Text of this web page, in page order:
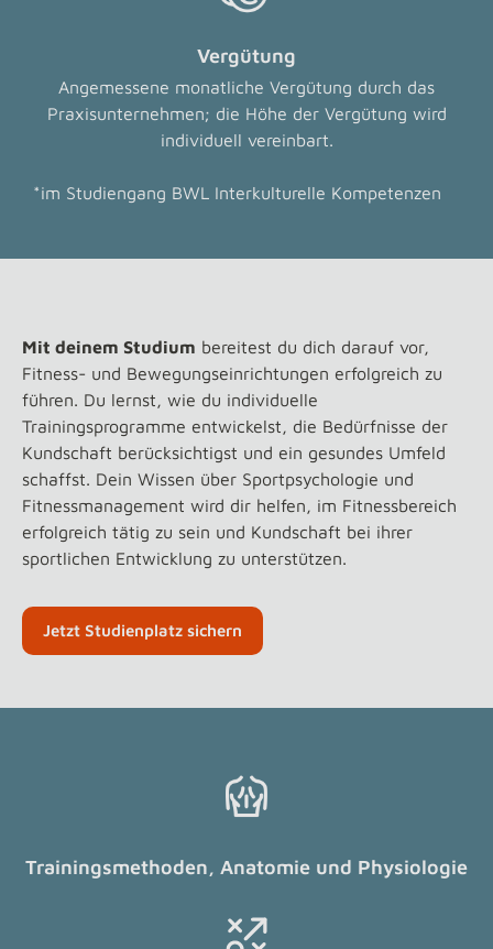
Vergütung
Angemessene monatliche Vergütung durch das
Praxisunternehmen; die Höhe der Vergütung wird
individuell vereinbart.
*im Studiengang BWL Interkulturelle Kompetenzen
Mit deinem Studium bereitest du dich darauf vor,
Fitness- und Bewegungseinrichtungen erfolgreich zu
führen. Du lernst, wie du individuelle
Trainingsprogramme entwickelst, die Bedürfnisse der
Kundschaft berücksichtigst und ein gesundes Umfeld
schaffst. Dein Wissen über Sportpsychologie und
Fitnessmanagement wird dir helfen, im Fitnessbereich
erfolgreich tätig zu sein und Kundschaft bei ihrer
sportlichen Entwicklung zu unterstützen.
Jetzt Studienplatz sichern
Trainingsmethoden, Anatomie und Physiologie